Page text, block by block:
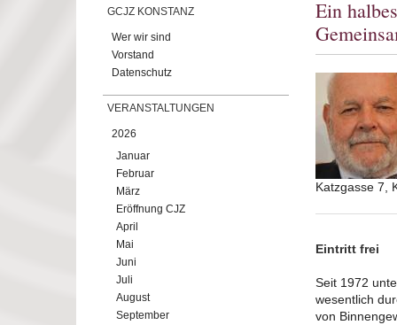
GCJZ KONSTANZ
Wer wir sind
Vorstand
Datenschutz
VERANSTALTUNGEN
2026
Januar
Februar
März
Eröffnung CJZ
April
Mai
Juni
Juli
August
September
Ein
Katzgasse 7,
Eintritt frei
Seit 1972
wesentlich
von